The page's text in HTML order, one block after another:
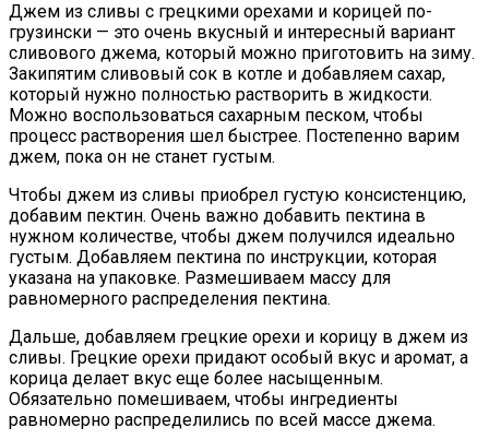
Джем из сливы с грецкими орехами и корицей по-
грузински — это очень вкусный и интересный вариант
сливового джема, который можно приготовить на зиму.
Закипятим сливовый сок в котле и добавляем сахар,
который нужно полностью растворить в жидкости.
Можно воспользоваться сахарным песком, чтобы
процесс растворения шел быстрее. Постепенно варим
джем, пока он не станет густым.
Чтобы джем из сливы приобрел густую консистенцию,
добавим пектин. Очень важно добавить пектина в
нужном количестве, чтобы джем получился идеально
густым. Добавляем пектина по инструкции, которая
указана на упаковке. Размешиваем массу для
равномерного распределения пектина.
Дальше, добавляем грецкие орехи и корицу в джем из
сливы. Грецкие орехи придают особый вкус и аромат, а
корица делает вкус еще более насыщенным.
Обязательно помешиваем, чтобы ингредиенты
равномерно распределились по всей массе джема.